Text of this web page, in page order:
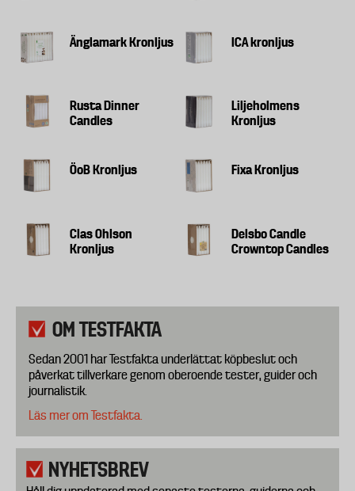
Änglamark Kronljus ICA kronljus
Rusta Dinner
Candles
Liljeholmens
Kronljus
ÖoB Kronljus Fixa Kronljus
Clas Ohlson
Kronljus
Delsbo Candle
Crowntop Candles
OM TESTFAKTA
Sedan 2001 har Testfakta underlättat köpbeslut och
påverkat tillverkare genom oberoende tester, guider och
journalistik.
Läs mer om Testfakta.
NYHETSBREV